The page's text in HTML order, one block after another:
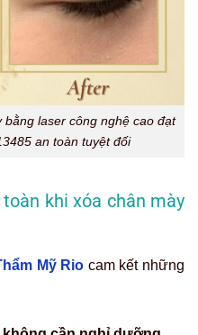
laser công nghệ cao đạt
an toàn tuyệt đối
khi xóa chân mày
Mỹ Rio cam kết những